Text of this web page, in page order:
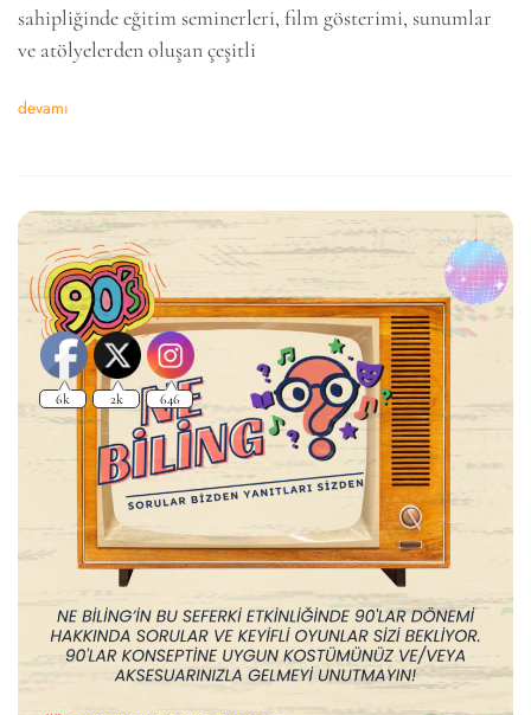
sahipliğinde eğitim seminerleri, film gösterimi, sunumlar
ve atölyelerden oluşan çeşitli
devamı